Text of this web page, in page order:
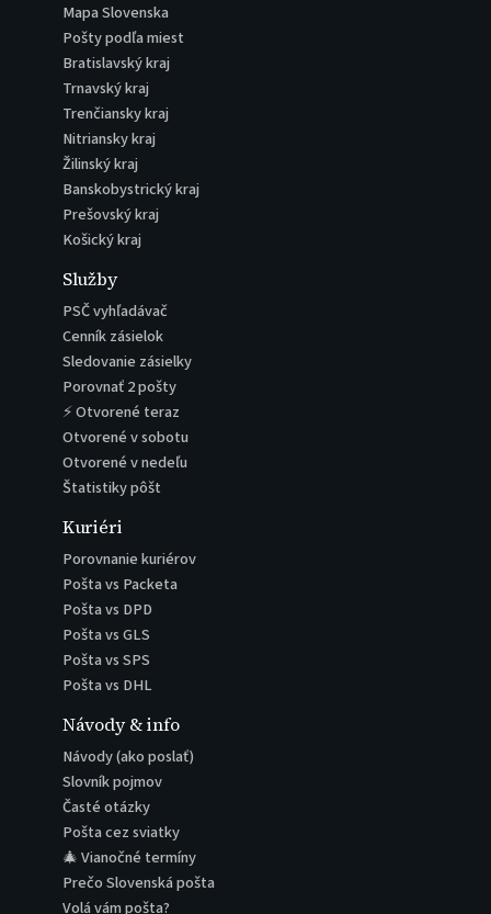
Mapa Slovenska
Pošty podľa miest
Bratislavský kraj
Trnavský kraj
Trenčiansky kraj
Nitriansky kraj
Žilinský kraj
Banskobystrický kraj
Prešovský kraj
Košický kraj
Služby
PSČ vyhľadávač
Cenník zásielok
Sledovanie zásielky
Porovnať 2 pošty
⚡ Otvorené teraz
Otvorené v sobotu
Otvorené v nedeľu
Štatistiky pôšt
Kuriéri
Porovnanie kuriérov
Pošta vs Packeta
Pošta vs DPD
Pošta vs GLS
Pošta vs SPS
Pošta vs DHL
Návody & info
Návody (ako poslať)
Slovník pojmov
Časté otázky
Pošta cez sviatky
🎄 Vianočné termíny
Prečo Slovenská pošta
Volá vám pošta?